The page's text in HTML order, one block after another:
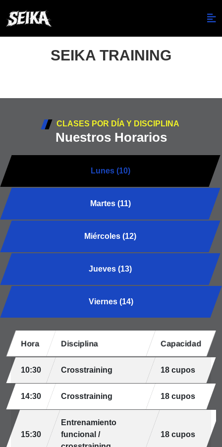
SEIKA TRAINING
CLASES POR DÍA Y DISCIPLINA
Nuestros Horarios
Lunes (10)
Martes (11)
Miércoles (12)
Jueves (13)
Viernes (14)
Hora Disciplina Capacidad
10:30 Crosstraining 18 cupos
14:30 Crosstraining 18 cupos
15:30
Entrenamiento
funcional /
18 cupos